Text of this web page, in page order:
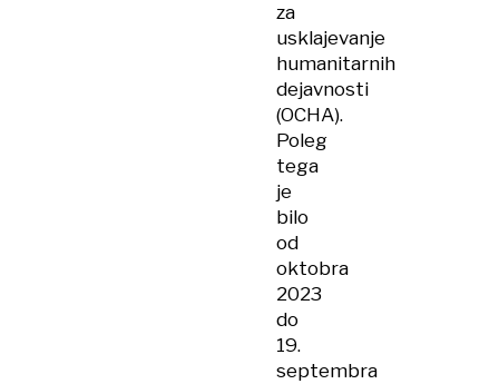
za
usklajevanje
humanitarnih
dejavnosti
(OCHA).
Poleg
tega
je
bilo
od
oktobra
2023
do
19.
septembra